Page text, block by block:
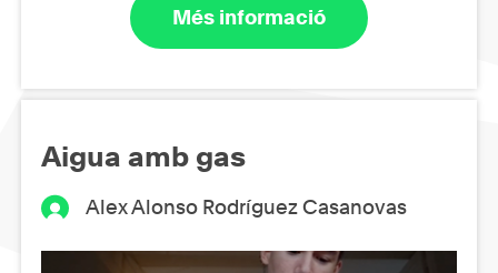
Més informació
Aigua amb gas
Alex Alonso Rodríguez Casanovas